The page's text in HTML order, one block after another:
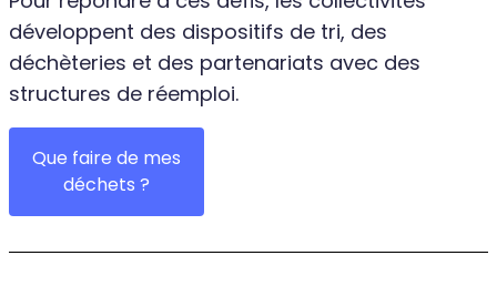
développent des dispositifs de tri, des
déchèteries et des partenariats avec des
structures de réemploi.
Que faire de mes
déchets ?